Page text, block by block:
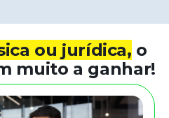
ou jurídica, o
muito a ganhar!